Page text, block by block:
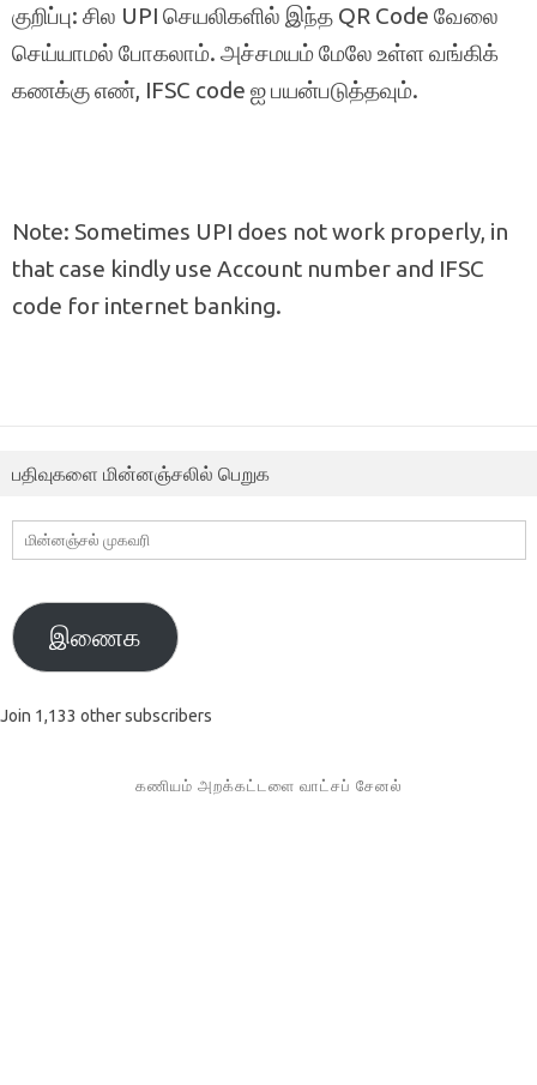
குறிப்பு: சில UPI செயலிகளில் இந்த QR Code வேலை
செய்யாமல் போகலாம். அச்சமயம் மேலே உள்ள வங்கிக்
கணக்கு எண், IFSC code ஐ பயன்படுத்தவும்.
Note: Sometimes UPI does not work properly, in
that case kindly use Account number and IFSC
code for internet banking.
பதிவுகளை மின்னஞ்சலில் பெறுக
மின்னஞ்சல்
முகவரி
இணைக
Join 1,133 other subscribers
கணியம் அறக்கட்டளை வாட்சப் சேனல்